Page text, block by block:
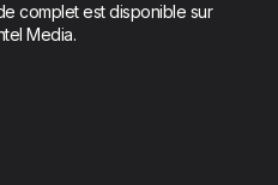
complet est disponible sur
Media.